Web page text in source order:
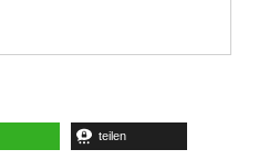
teilen